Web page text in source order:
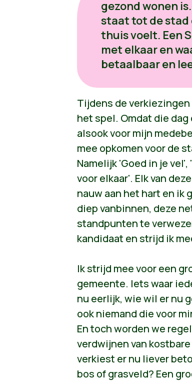
gezond wonen
staat tot de stad
thuis voelt. Een
met elkaar en
betaalbaar en
Tijdens de verkiezingen
het spel. Omdat die
alsook voor mijn
mee opkomen voor de
Namelijk 'Goed in je
voor elkaar'. Elk van
nauw aan het hart en ik
diep vanbinnen, deze
standpunten te
kandidaat en strijd ik
Ik strijd mee voor een
gemeente. Iets waar
nu eerlijk, wie wil er nu
ook niemand die voor
En toch worden we
verdwijnen van
verkiest er nu liever
bos of grasveld? Een